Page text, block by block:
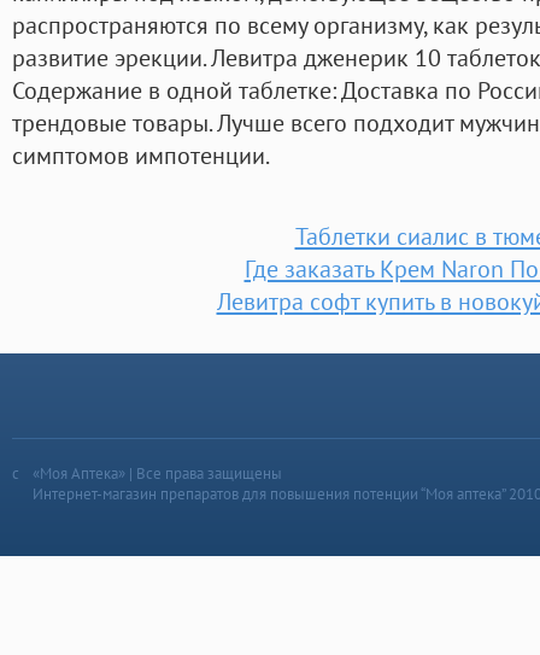
распространяются по всему организму, как
развитие эрекции. Левитра дженерик 10
Содержание в одной таблетке: Доставка по
трендовые товары. Лучше всего подходит
симптомов импотенции.
Таблетки сиалис в
Где заказать Крем Naron
Левитра софт купить в
«Моя Аптека» | Все права защищены
Интернет-магазин препаратов для повышения потенции “Моя аптека”